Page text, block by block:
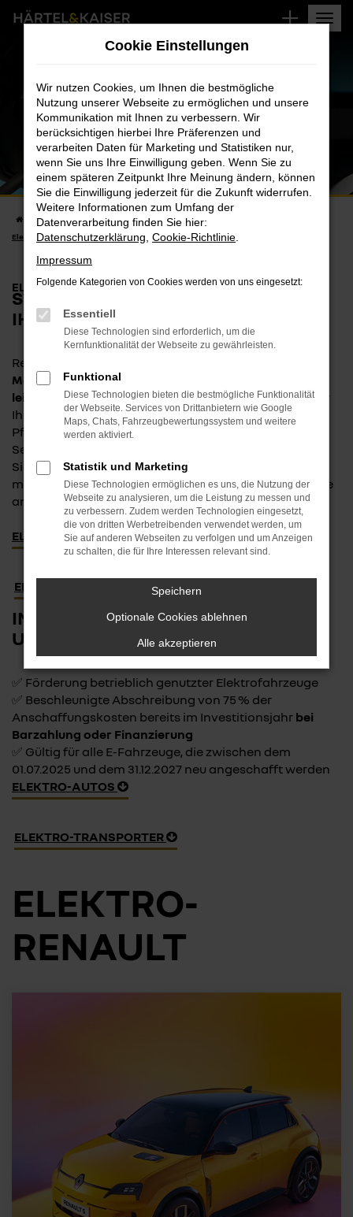
Zum
ELEKTROMOBILITÄT
JETZT UMSTEIGEN
Startseite Dacia Autohaus Härtel Braunschweig Nord
Elektromobilität
Gewerbekunden Elektromobilität
ELEKTRO FAHRZEUGE FÜR GEWERBEKUNDEN
STARKE ELEKTROMOBILITÄT FÜR
IHREN FUHRPARK
Renault bietet auch für Geschäftskunden
Möglichkeiten, umweltfreundlich, kosteneffizient und
leise
mobil zu bleiben. Obelektrischer Transporterfür
Ihren Handwerksbetrieb oder einElektro-Pkwfür den
Pflegedienst – wir haben die passende Lösung für
Selbstständige und Unternehmen jeder Branche.
Sie wünschen eineindividuelle Beratung
maßgeschneidertes Angebot? Sprechen Sie uns gerne
an – wir freuen uns auf Ihre Anfrage!
ELEKTRO-AUTOS
ELEKTRO-TRANSPORTER
INVESTITIONSBOOSTER* NUTZEN
UND SPAREN
✅ Förderung betrieblich genutzter Elektrofahrzeuge
✅ Beschleunigte Abschreibung von 75 % der
Anschaffungskosten bereits im Investitionsjahr bei
Barzahlung oder Finanzierung
✅ Gültig für alle E-Fahrzeuge, die zwischen dem
01.07.2025 und dem 31.12.2027 neu angeschafft werden
ELEKTRO-AUTOS
ELEKTRO-TRANSPORTER
ELEKTRO-
RENAULT
Cookie Einstellungen
Wir nutzen Cookies, um Ihnen die bestmögliche
Nutzung unserer Webseite zu ermöglichen und unsere
Kommunikation mit Ihnen zu verbessern. Wir
berücksichtigen hierbei Ihre Präferenzen und
verarbeiten Daten für Marketing und Statistiken nur,
wenn Sie uns Ihre Einwilligung geben. Wenn Sie zu
einem späteren Zeitpunkt Ihre Meinung ändern, können
Sie die Einwilligung jederzeit für die Zukunft widerrufen.
Weitere Informationen zum Umfang der
Datenverarbeitung finden Sie hier:
Datenschutzerklärung Cookie-Richtlinie
Impressum
Folgende Kategorien von Cookies werden von uns eingesetzt:
Essentiell
Diese Technologien sind erforderlich, um die
Kernfunktionalität der Webseite zu gewährleisten.
Funktional
Diese Technologien bieten die bestmögliche Funktionalität
der Webseite. Services von Drittanbietern wie Google
Maps, Chats, Fahrzeugbewertungssystem und weitere
werden aktiviert.
Statistik und Marketing
Diese Technologien ermöglichen es uns, die Nutzung der
Webseite zu analysieren, um die Leistung zu messen und
zu verbessern. Zudem werden Technologien eingesetzt,
die von dritten Werbetreibenden verwendet werden, um
Sie auf anderen Webseiten zu verfolgen und um Anzeigen
zu schalten, die für Ihre Interessen relevant sind.
Speichern
Optionale Cookies ablehnen
Alle akzeptieren